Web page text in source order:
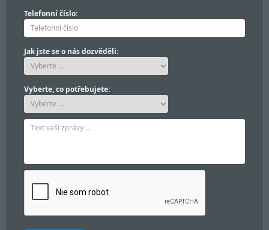
Telefonní číslo:
Jak jste se o nás dozvěděli:
Vyberte, co potřebujete: